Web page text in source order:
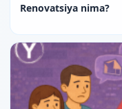
Renovatsiya nima?